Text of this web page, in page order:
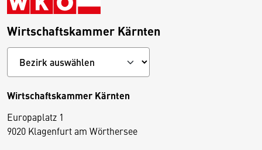
Wirtschaftskammer Kärnten
Wirtschaftskammer Kärnten
Europaplatz 1
9020 Klagenfurt am Wörthersee